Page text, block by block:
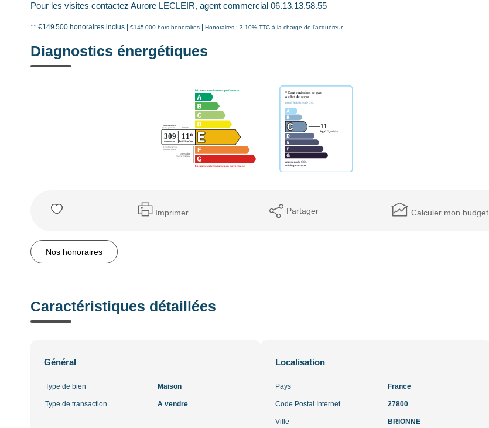
Pour les visites contactez Aurore LECLEIR, agent commercial 06.13.13.58.55
** €149 500 honoraires inclus €145 000 hors honoraires Honoraires : 3.10% TTC à la charge de l'acquéreur
Diagnostics énergétiques
Imprimer Partager Calculer mon budget
Nos honoraires
Caractéristiques détaillées
Général
Type de bien Maison
Type de transaction A vendre
Localisation
Pays France
Code Postal Internet 27800
Ville BRIONNE